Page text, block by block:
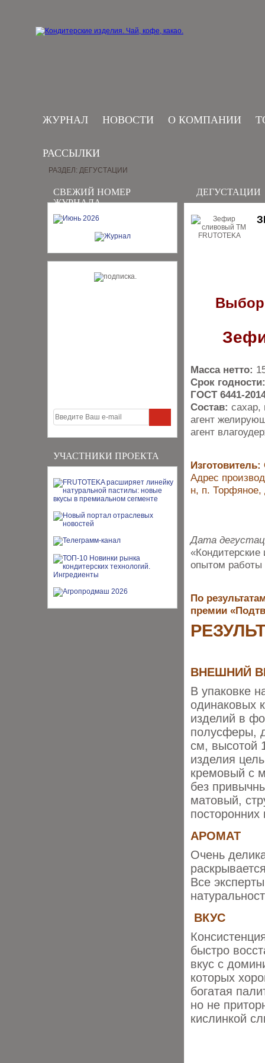
ЖУРНАЛ НОВОСТИ О КОМПАНИИ
РАССЫЛКИ
СВЕЖИЙ НОМЕР
ЖУРНАЛА
УЧАСТНИКИ ПРОЕКТА
РАЗДЕЛ: ДЕГУСТАЦИИ
ДЕГУСТАЦИИ
Выбор
Масса нетто:
Срок годности:
ГОСТ 6441-
Состав: сахар,
агент
агент
Адрес
н, п. Торфяное,
Дата
«Кондитерские
опытом работы
По
премии
ВНЕШНИЙ
В упаковке
одинаковых
изделий в
полусферы,
см, высотой
изделия
кремовый с
без
матовый,
посторонних
АРОМАТ
Очень
Все
ВКУС
быстро
вкус с
которых
богатая
но не
кислинкой